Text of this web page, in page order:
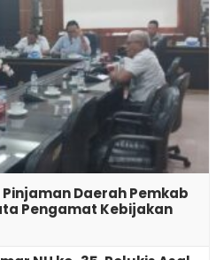
Daerah Pemkab
Pengamat Kebijakan